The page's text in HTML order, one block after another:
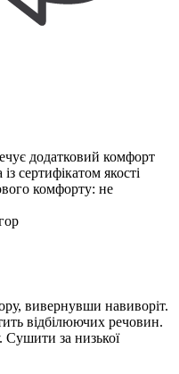
додатковий комфорт
сертифікатом якості
комфорту: не
вивернувши навиворіт.
відбілюючих речовин.
Сушити за низької